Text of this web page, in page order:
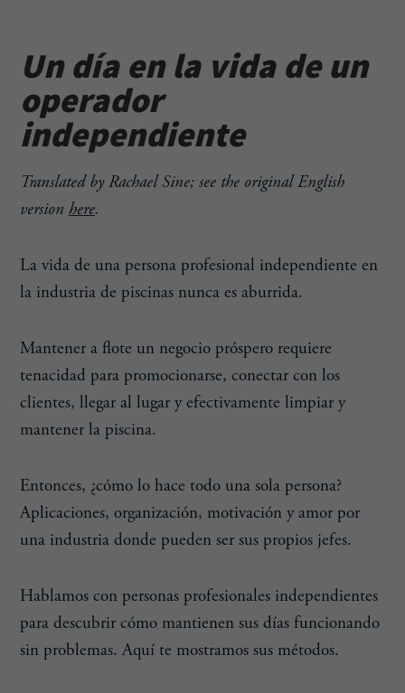
Un día en la vida de un
operador
independiente
Translated by Rachael Sine; see the original English
version here.
La vida de una persona profesional independiente en
la industria de piscinas nunca es aburrida.
Mantener a flote un negocio próspero requiere
tenacidad para promocionarse, conectar con los
clientes, llegar al lugar y efectivamente limpiar y
mantener la piscina.
Entonces, ¿cómo lo hace todo una sola persona?
Aplicaciones, organización, motivación y amor por
una industria donde pueden ser sus propios jefes.
Hablamos con personas profesionales independientes
para descubrir cómo mantienen sus días funcionando
sin problemas. Aquí te mostramos sus métodos.